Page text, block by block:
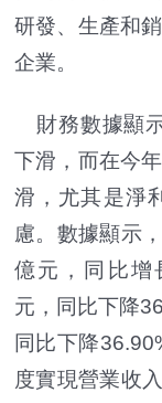
研發、生產和
企業。
財務數據顯
下滑，而在今
滑，尤其是淨
慮。數據顯示
億元，同比增
元，同比下降
同比下降
度實現營業收